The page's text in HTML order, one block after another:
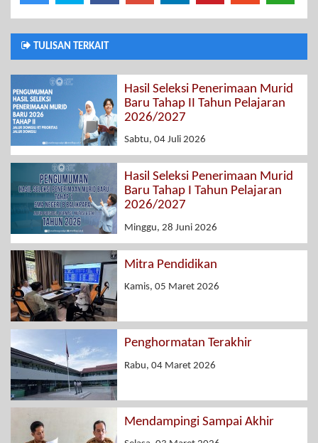
TULISAN TERKAIT
Hasil Seleksi Penerimaan Murid
Baru Tahap II Tahun Pelajaran
2026/2027
Sabtu, 04 Juli 2026
Hasil Seleksi Penerimaan Murid
Baru Tahap I Tahun Pelajaran
2026/2027
Minggu, 28 Juni 2026
Mitra Pendidikan
Kamis, 05 Maret 2026
Penghormatan Terakhir
Rabu, 04 Maret 2026
Mendampingi Sampai Akhir